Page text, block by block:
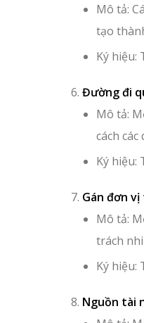
Mô tả:
tạo
Ký hiệu:
Đường đi
Mô tả:
cách
Ký hiệu:
Gán đơn
Mô tả:
trách
Ký hiệu:
Nguồn tài